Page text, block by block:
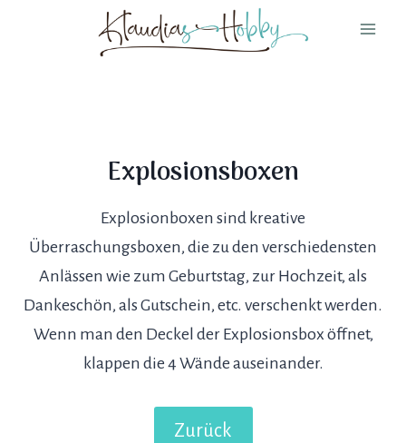
Explosionsboxen
Explosionboxen sind kreative
Überraschungsboxen, die zu den verschiedensten
Anlässen wie zum Geburtstag, zur Hochzeit, als
Dankeschön, als Gutschein, etc. verschenkt werden.
Wenn man den Deckel der Explosionsbox öffnet,
klappen die 4 Wände auseinander.
Zurück